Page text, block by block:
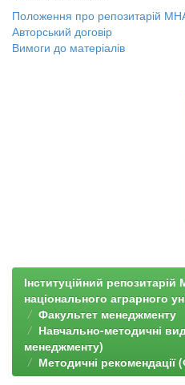
Положення про репозитарій
Авторський договір
Вимоги до матеріалів
Інституційний репозитарій
національного аграрного
Факультет менеджменту
Навчально-методичні
менеджменту)
Методичні